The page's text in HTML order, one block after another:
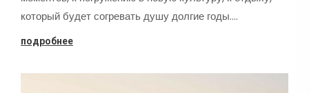
который будет согревать душу долгие годы.…
подробнее